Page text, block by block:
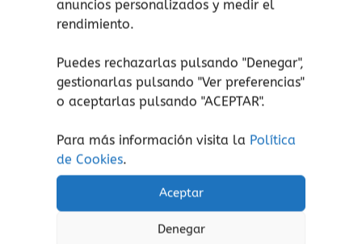
anuncios personalizados y medir el
rendimiento.
Puedes rechazarlas pulsando "Denegar",
gestionarlas pulsando "Ver preferencias"
o aceptarlas pulsando "ACEPTAR".
Para más información visita la Política
de Cookies.
Aceptar
Denegar
complejos.
Títulos de la colección:
Descubre el Reino Animal:enfocado en
la fauna del planeta, sus hábitats y
misterios de la naturaleza.
Descubre un Mundo Asombroso:
centrado en geografía, hitos del
planeta y datos sorprendentes de la
Tierra.